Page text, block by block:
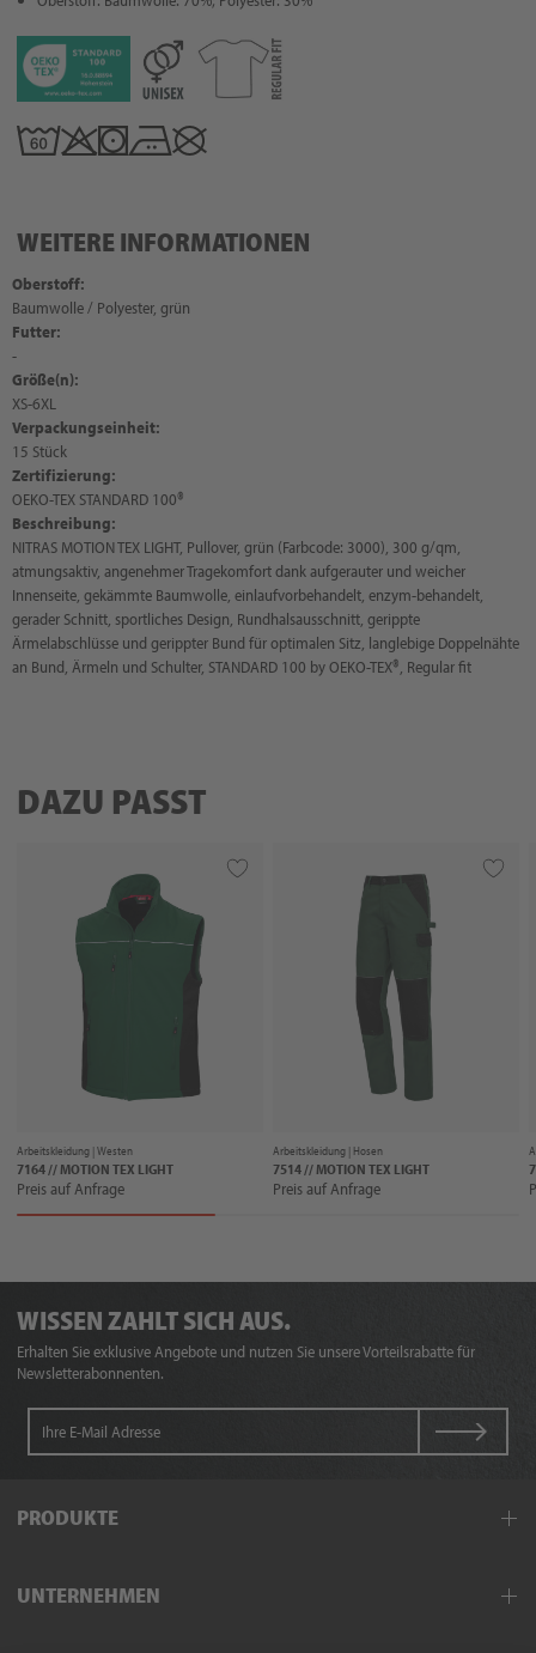
WEITERE INFORMATIONEN
Oberstoff:
Baumwolle / Polyester, grün
Futter:
-
Größe(n):
XS-6XL
Verpackungseinheit:
15 Stück
Zertifizierung:
OEKO-TEX STANDARD 100®
Beschreibung:
NITRAS MOTION TEX LIGHT, Pullover, grün (Farbcode: 3000), 300 g/qm,
atmungsaktiv, angenehmer Tragekomfort dank aufgerauter und weicher
Innenseite, gekämmte Baumwolle, einlaufvorbehandelt, enzym-behandelt,
gerader Schnitt, sportliches Design, Rundhalsausschnitt, gerippte
Ärmelabschlüsse und gerippter Bund für optimalen Sitz, langlebige Doppelnähte
an Bund, Ärmeln und Schulter, STANDARD 100 by OEKO-TEX®, Regular fit
DAZU PASST
Arbeitskleidung |Westen
7164 // MOTION TEX LIGHT
Preis auf Anfrage
Arbeitskleidung | Hosen
7514 // MOTION TEX LIGHT
Preis auf Anfrage
WISSEN ZAHLT SICH AUS.
Erhalten Sie exklusive Angebote und nutzen Sie unsere Vorteilsrabatte für
Newsletterabonnenten.
PRODUKTE
Schutzkleidung
UNTERNEHMEN